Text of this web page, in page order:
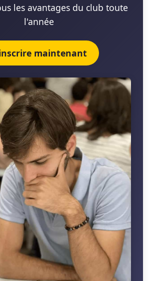
les avantages du club toute
l'année
maintenant